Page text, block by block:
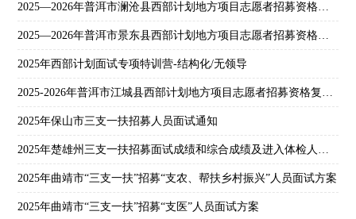
2025—2026年普洱市澜沧县西部计划地方项目志愿者招募资格复审及面试公告
2025—2026年普洱市景东县西部计划地方项目志愿者招募资格复审和面试公告
2025年西部计划面试专项特训营-结构化/无领导
2025-2026年普洱市江城县西部计划地方项目志愿者招募资格复审及面试相关事宜公告
2025年保山市三支一扶招募人员面试通知
2025年楚雄州三支一扶招募面试成绩和综合成绩及进入体检人员名单公告
2025年曲靖市“三支一扶”招募“支农、帮扶乡村振兴”人员面试方案
2025年曲靖市“三支一扶”招募“支医”人员面试方案